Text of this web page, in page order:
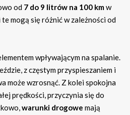
od 7 do 9 litrów na 100 kmw
mogą się różnić w zależności od
wpływającym na spalanie.
z częstym przyspieszaniem i
może wzrosnąć. Z kolei spokojna
prędkości, przyczynia się do
warunki drogowe mają